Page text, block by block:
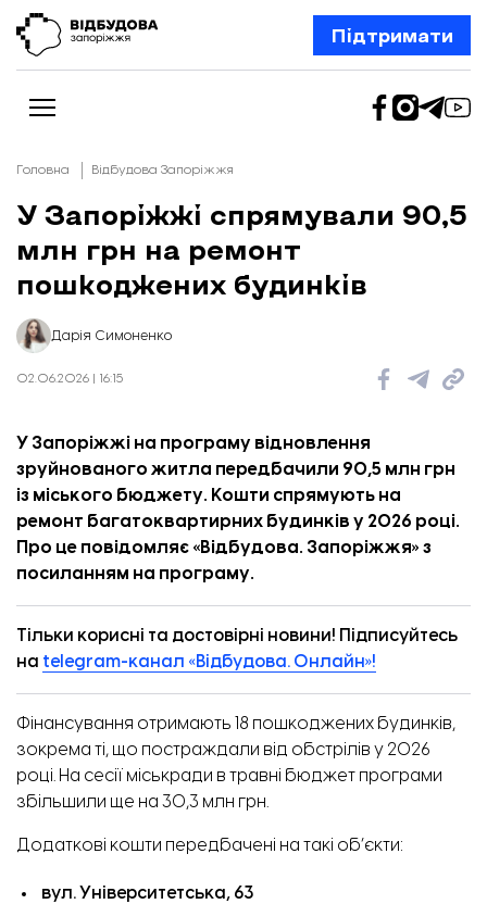
Підтримати
Новини
Відбудова Запоріжжя
Ексклюзив
Шлях додому
Відбудова. Життя
Про нас
Головна Відбудова Запоріжжя
У Запоріжжі спрямували 90,5
млн грн на ремонт
пошкоджених будинків
Дарія Симоненко
02.06.2026 | 16:15
У Запоріжжі на програму відновлення
зруйнованого житла передбачили 90,5 млн грн
із міського бюджету. Кошти спрямують на
ремонт багатоквартирних будинків у 2026 році.
Про це повідомляє «Відбудова. Запоріжжя» з
посиланням на програму.
Тільки корисні та достовірні новини! Підписуйтесь
на telegram-канал «Відбудова. Онлайн»!
Фінансування отримають 18 пошкоджених будинків,
зокрема ті, що постраждали від обстрілів у 2026
році. На сесії міськради в травні бюджет програми
збільшили ще на 30,3 млн грн.
Додаткові кошти передбачені на такі об’єкти:
вул. Університетська, 63